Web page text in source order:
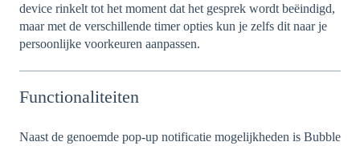
device rinkelt tot het moment dat het gesprek wordt beëindigd,
maar met de verschillende timer opties kun je zelfs dit naar je
persoonlijke voorkeuren aanpassen.
Functionaliteiten
Naast de genoemde pop-up notificatie mogelijkheden is Bubble